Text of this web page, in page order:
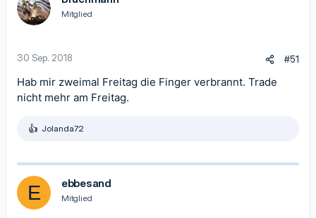
Mitglied
30 Sep. 2018 #51
Hab mir zweimal Freitag die Finger verbrannt. Trade
nicht mehr am Freitag.
R
k
t
o
n
Jolanda72
E ebbesand
Mitglied